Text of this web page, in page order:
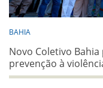
BAHIA
Novo Coletivo
prevenção à